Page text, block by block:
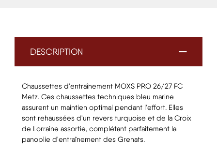
DESCRIPTION
Chaussettes d'entraînement MOXS PRO 26/27 FC
Metz. Ces chaussettes techniques bleu marine
assurent un maintien optimal pendant l'effort. Elles
sont rehaussées d'un revers turquoise et de la Croix
de Lorraine assortie, complétant parfaitement la
panoplie d'entraînement des Grenats.